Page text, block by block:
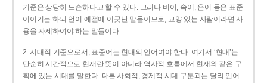
기준은 상당히 느슨하다고 할 수 있다. 그러나 비어, 속어, 은어 등은 표준
어이기는 하되 언어 예절에 어긋난 말들이므로, 교양 있는 사람이라면 사
용을 자제하여야 하는 말들이다.
2. 시대적 기준으로서, 표준어는 현대의 언어여야 한다. 여기서 ‘현대’는
단순히 시간적으로 현재란 뜻이 아니라 역사적 흐름에서 현재와 같은 구
획에 있는 시대를 말한다. 다른 사회적, 경제적 시대 구분과는 달리 언어